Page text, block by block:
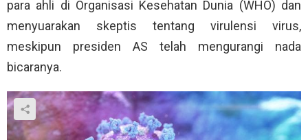
para ahli di Organisasi Kesehatan Dunia (WHO) dan
menyuarakan skeptis tentang virulensi virus,
meskipun presiden AS telah mengurangi nada
bicaranya.